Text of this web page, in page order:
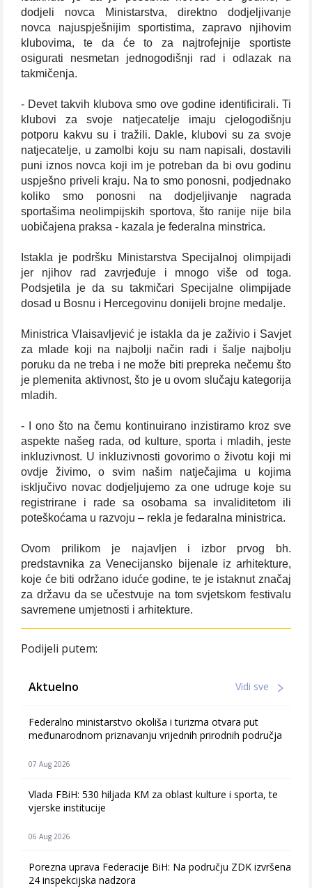
dodjeli novca Ministarstva, direktno dodjeljivanje
novca najuspješnijim sportistima, zapravo njihovim
klubovima, te da će to za najtrofejnije sportiste
osigurati nesmetan jednogodišnji rad i odlazak na
takmičenja.
- Devet takvih klubova smo ove godine identificirali. Ti
klubovi za svoje natjecatelje imaju cjelogodišnju
potporu kakvu su i tražili. Dakle, klubovi su za svoje
natjecatelje, u zamolbi koju su nam napisali, dostavili
puni iznos novca koji im je potreban da bi ovu godinu
uspješno priveli kraju. Na to smo ponosni, podjednako
koliko smo ponosni na dodjeljivanje nagrada
sportašima neolimpijskih sportova, što ranije nije bila
uobičajena praksa - kazala je federalna minstrica.
Istakla je podršku Ministarstva Specijalnoj olimpijadi
jer njihov rad zavrjeđuje i mnogo više od toga.
Podsjetila je da su takmičari Specijalne olimpijade
dosad u Bosnu i Hercegovinu donijeli brojne medalje.
Ministrica Vlaisavljević je istakla da je zaživio i Savjet
za mlade koji na najbolji način radi i šalje najbolju
poruku da ne treba i ne može biti prepreka nečemu što
je plemenita aktivnost, što je u ovom slučaju kategorija
mladih.
- I ono što na čemu kontinuirano inzistiramo kroz sve
aspekte našeg rada, od kulture, sporta i mladih, jeste
inkluzivnost. U inkluzivnosti govorimo o životu koji mi
ovdje živimo, o svim našim natječajima u kojima
isključivo novac dodjeljujemo za one udruge koje su
registrirane i rade sa osobama sa invaliditetom ili
poteškoćama u razvoju – rekla je fedaralna ministrica.
Ovom prilikom je najavljen i izbor prvog bh.
predstavnika za Venecijansko bijenale iz arhitekture,
koje će biti održano iduće godine, te je istaknut značaj
za državu da se učestvuje na tom svjetskom festivalu
savremene umjetnosti i arhitekture.
Podijeli putem:
Aktuelno Vidi sve
Federalno ministarstvo okoliša i turizma otvara put
međunarodnom priznavanju vrijednih prirodnih područja
07 Aug 2026
Vlada FBiH: 530 hiljada KM za oblast kulture i sporta, te
vjerske institucije
06 Aug 2026
Porezna uprava Federacije BiH: Na području ZDK izvršena
24 inspekcijska nadzora